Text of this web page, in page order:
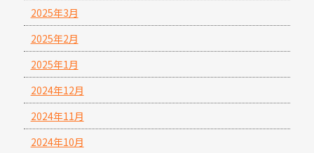
2025年3月
2025年2月
2025年1月
2024年12月
2024年11月
2024年10月